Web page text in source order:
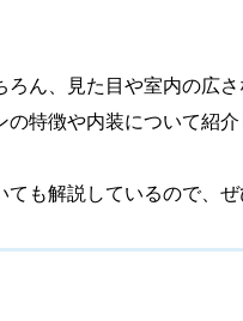
ん、見た目や室内の広
特徴や内装について紹介
も解説しているので、ぜ